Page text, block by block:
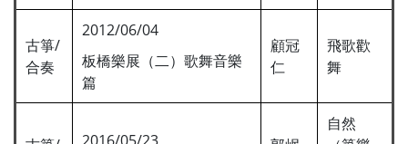
古箏/
合奏
2012/06/04
板橋樂展（二）歌舞音樂
篇
顧冠
仁
飛歌歡
舞
自然